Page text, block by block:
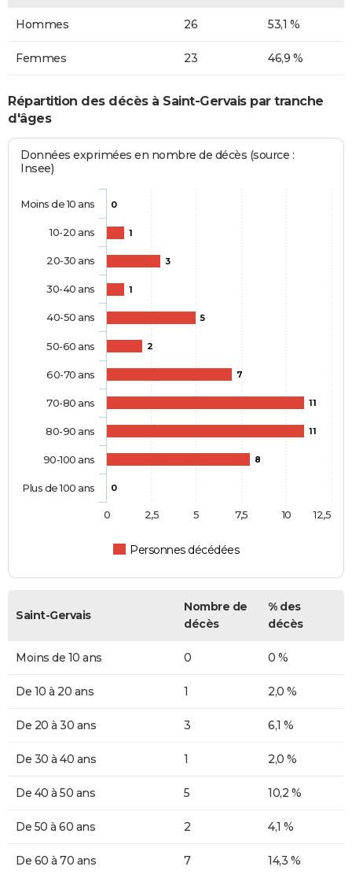
Hommes 26 53,1 %
Femmes 23 46,9 %
Répartition des décès à Saint-Gervais par tranche
d'âges
Données exprimées en nombre de décès (source :
Insee)
0
1
3
1
5
2
7
11
11
8
0
Personnes décédées
Moins de 10 ans
10-20 ans
20-30 ans
30-40 ans
40-50 ans
50-60 ans
60-70 ans
70-80 ans
80-90 ans
90-100 ans
Plus de 100 ans
0 10
2,5 5 7,5 12,5
Saint-Gervais
Nombre de
décès
% des
décès
Moins de 10 ans 0 0 %
De 10 à 20 ans 1 2,0 %
De 20 à 30 ans 3 6,1 %
De 30 à 40 ans 1 2,0 %
De 40 à 50 ans 5 10,2 %
De 50 à 60 ans 2 4,1 %
De 60 à 70 ans 7 14,3 %